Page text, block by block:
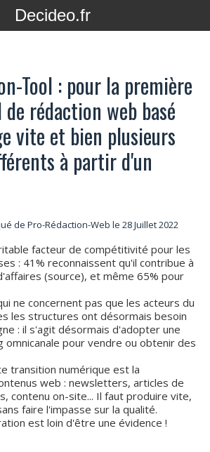
Decideo.fr
Tool : pour la première
rédaction web basé
vite et bien plusieurs
à partir d'un
de Pro-Rédaction-Web le 28 Juillet 2022
facteur de compétitivité pour les
: 41% reconnaissent qu'il contribue à
(source), et même 65% pour
ne concernent pas que les acteurs du
les structures ont désormais besoin
: il s'agit désormais d'adopter une
omnicanale pour vendre ou obtenir des
transition numérique est la
web : newsletters, articles de
contenu on-site... Il faut produire vite,
faire l'impasse sur la qualité.
est loin d'être une évidence !